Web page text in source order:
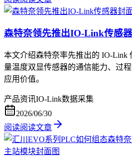
森特奈领先推出IO-Link传感器
本文介绍森特奈率先推出的 IO-Link
量温度双显传感器的通信能力、过
应用价值。
产品资讯IO-Link数据采集
2026/06/30
阅读阅读文章